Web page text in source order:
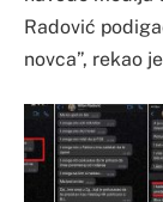
Radović
novca”, rekao